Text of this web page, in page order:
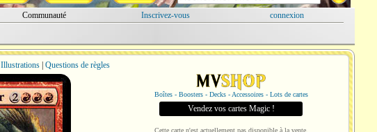
Communauté Inscrivez-vous
connexion
Illustrations Questions de règles
Boîtes - Boosters - Decks - Accessoires - Lots de cartes
Vendez vos cartes Magic !
Cette carte n'est actuellement pas disponible à la vente.